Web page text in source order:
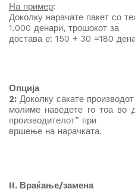
На пример:
Доколку нарачате пакет со
1.000 денари, трошокот за
достава е: 150 + 30 =180
Опција
2: Доколку сакате
молиме наведете го тоа во
производителот” при
вршење на нарачката.
II. Враќање/замена